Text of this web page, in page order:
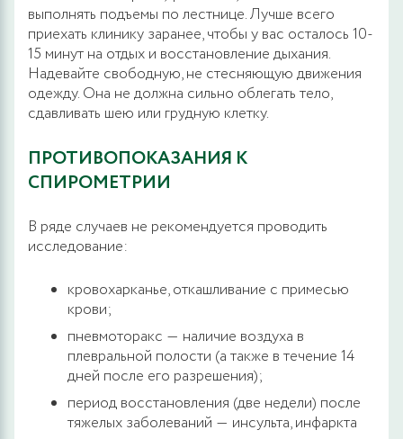
выполнять подъемы по лестнице. Лучше всего
приехать клинику заранее, чтобы у вас осталось 10-
15 минут на отдых и восстановление дыхания.
Надевайте свободную, не стесняющую движения
одежду. Она не должна сильно облегать тело,
сдавливать шею или грудную клетку.
ПРОТИВОПОКАЗАНИЯ К
СПИРОМЕТРИИ
В ряде случаев не рекомендуется проводить
исследование:
кровохарканье, откашливание с примесью
крови;
пневмоторакс ― наличие воздуха в
плевральной полости (а также в течение 14
дней после его разрешения);
период восстановления (две недели) после
тяжелых заболеваний ― инсульта, инфаркта